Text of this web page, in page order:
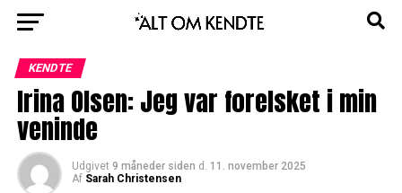
KENDTE
Irina Olsen: Jeg var forelsket i min
veninde
Udgivet 9 måneder siden d. 11. november 2025
Af Sarah Christensen